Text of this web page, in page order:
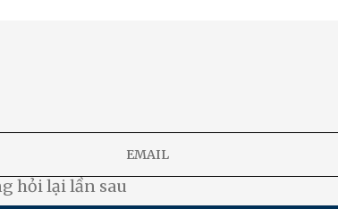
hỏi lại lần sau